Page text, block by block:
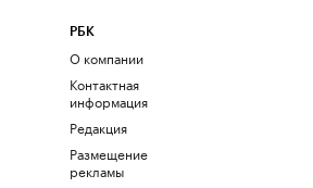
РБК
О компании
Контактная
информация
Редакция
Размещение
рекламы